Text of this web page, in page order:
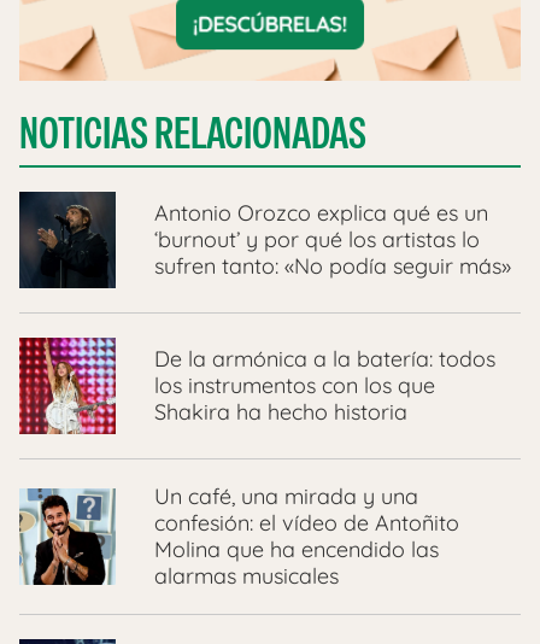
NOTICIAS RELACIONADAS
Antonio Orozco explica qué es un
‘burnout’ y por qué los artistas lo
sufren tanto: «No podía seguir más»
De la armónica a la batería: todos
los instrumentos con los que
Shakira ha hecho historia
Un café, una mirada y una
confesión: el vídeo de Antoñito
Molina que ha encendido las
alarmas musicales